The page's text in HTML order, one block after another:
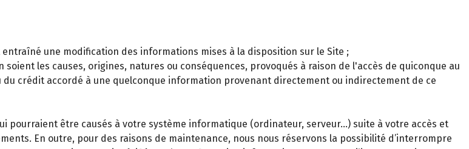
une modification des informations mises à la disposition sur le Site ;
les causes, origines, natures ou conséquences, provoqués à raison de l'accès de quiconque au
crédit accordé à une quelconque information provenant directement ou indirectement de ce
pourraient être causés à votre système informatique (ordinateur, serveur…) suite à votre accès et
En outre, pour des raisons de maintenance, nous nous réservons la possibilité d’interrompre